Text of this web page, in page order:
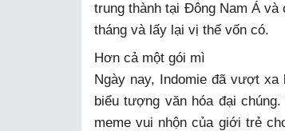
trung thành tại Đông Nam Á
tháng và lấy lại vị thế vốn có.
Hơn cả một gói mì
Ngày nay, Indomie đã vượt
biểu tượng văn hóa đại
meme vui nhộn của giới trẻ